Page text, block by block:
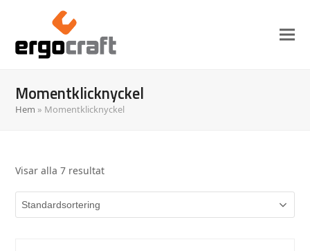
Momentklicknyckel
Hem » Momentklicknyckel
Visar alla 7 resultat